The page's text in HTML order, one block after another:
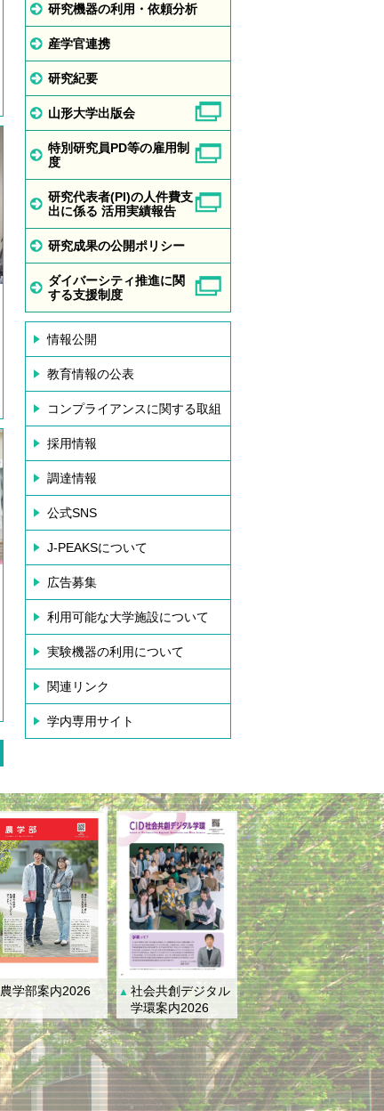
研究機器の利用・依頼分析
産学官連携
研究紀要
山形大学出版会
特別研究員PD等の雇用制
度
研究代表者(PI)の人件費支
出に係る 活用実績報告
研究成果の公開ポリシー
ダイバーシティ推進に関
する支援制度
情報公開
教育情報の公表
コンプライアンスに関する取組
採用情報
調達情報
公式SNS
J-PEAKSについて
広告募集
利用可能な大学施設について
実験機器の利用について
関連リンク
学内専用サイト
農学部案内2026 ▲ 社会共創デジタル
学環案内2026